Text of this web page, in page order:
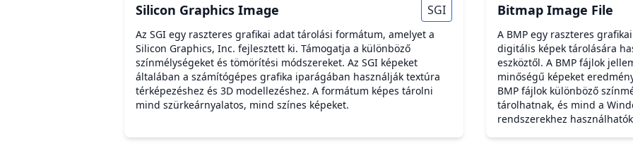
Silicon Graphics Image SGI
Az SGI egy raszteres grafikai adat tárolási formátum, amelyet a
Silicon Graphics, Inc. fejlesztett ki. Támogatja a különböző
színmélységeket és tömörítési módszereket. Az SGI képeket
általában a számítógépes grafika iparágában használják textúra
térképezéshez és 3D modellezéshez. A formátum képes tárolni
mind szürkeárnyalatos, mind színes képeket.
Bitmap Image File
A BMP egy raszteres
digitális képek tárolására
eszköztől. A BMP fájlok
minőségű képeket
BMP fájlok különböző
tárolhatnak, és mind a
rendszerekhez